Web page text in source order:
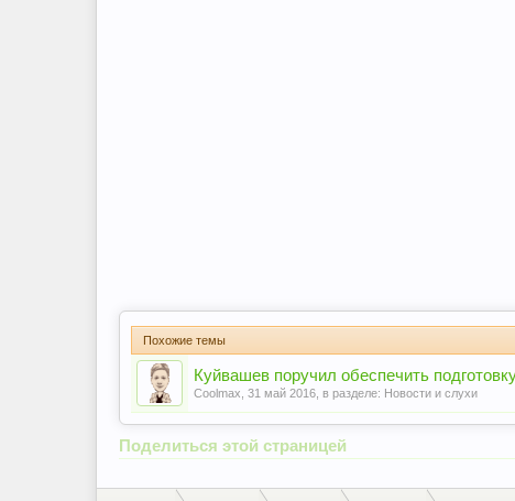
Похожие темы
Куйвашев поручил обеспечить
Coolmax 31 май 2016 , в разделе: Новости и слухи
Поделиться этой страницей